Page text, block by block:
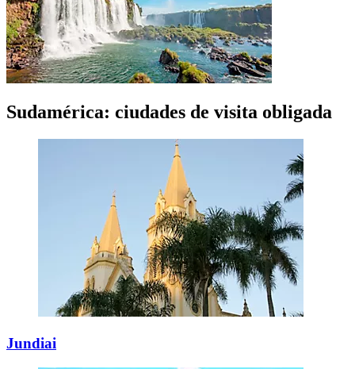
Sudamérica: ciudades de visita obligada
Jundiai